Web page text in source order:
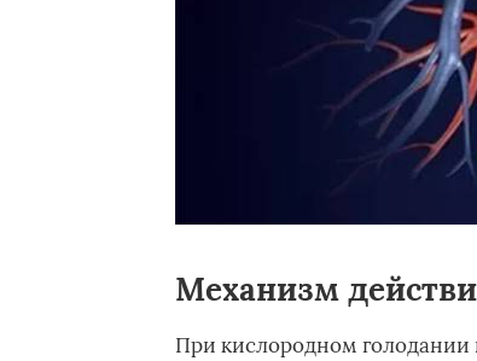
Механизм
При кислородном голодании